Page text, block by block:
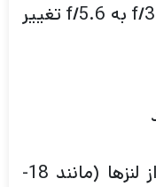
میلی‌متر f/3.5-5.6 بسته به f/3.5 به f/5.6 تغییر
در رابطه با نکته قبلی، برخی از لنزها (مانند 18-